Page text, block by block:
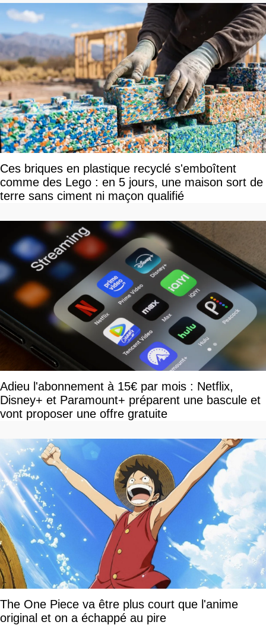
Ces briques en plastique recyclé s'emboîtent
comme des Lego : en 5 jours, une maison sort de
terre sans ciment ni maçon qualifié
Adieu l'abonnement à 15€ par mois : Netflix,
Disney+ et Paramount+ préparent une bascule et
vont proposer une offre gratuite
The One Piece va être plus court que l'anime
original et on a échappé au pire